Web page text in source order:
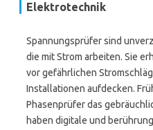
Elektrotechnik
Spannungsprüfer sind
die mit Strom arbeiten. Sie
vor gefährlichen
Installationen aufdecken.
Phasenprüfer das
haben digitale und